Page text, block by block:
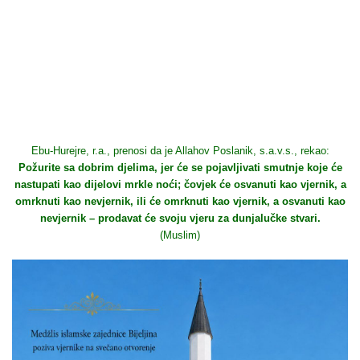
Ebu-Hurejre, r.a., prenosi da je Allahov Poslanik, s.a.v.s., rekao:
Požurite sa dobrim djelima, jer će se pojavljivati smutnje koje će
nastupati kao dijelovi mrkle noći; čovjek će osvanuti kao vjernik, a
omrknuti kao nevjernik, ili će omrknuti kao vjernik, a osvanuti kao
nevjernik – prodavat će svoju vjeru za dunjalučke stvari.
(Muslim)